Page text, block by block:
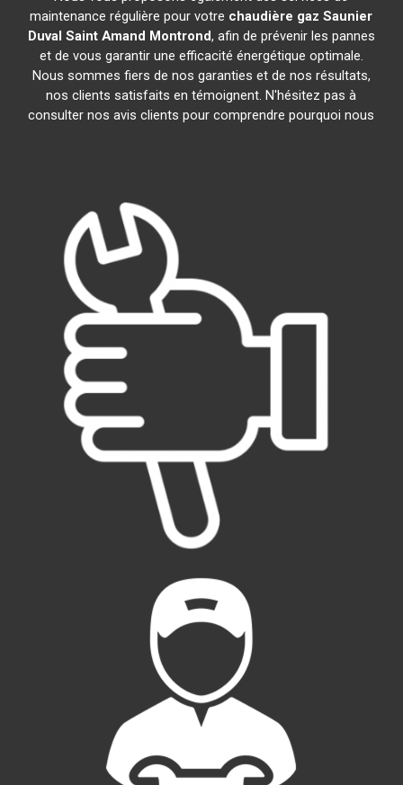
maintenance régulière pour votre chaudière gaz Saunier
Duval Saint Amand Montrond, afin de prévenir les pannes
et de vous garantir une efficacité énergétique optimale.
Nous sommes fiers de nos garanties et de nos résultats,
nos clients satisfaits en témoignent. N'hésitez pas à
consulter nos avis clients pour comprendre pourquoi nous